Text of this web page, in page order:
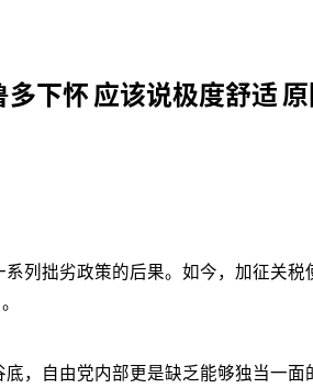
下怀 应该说极度舒适 原
列拙劣政策的后果。如今，加征关
，自由党内部更是缺乏能够独当一